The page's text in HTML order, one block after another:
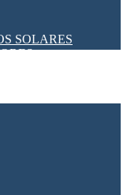
SOLARES
PARA